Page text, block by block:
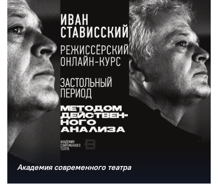
Академия современного театра